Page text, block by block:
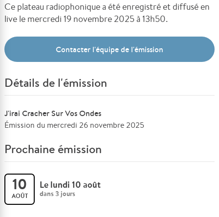
Ce plateau radiophonique a été enregistré et diffusé en
live le mercredi 19 novembre 2025 à 13h50.
Contacter l'équipe de l'émission
Détails de l'émission
J'irai Cracher Sur Vos Ondes
Émission du mercredi 26 novembre 2025
Prochaine émission
10
AOÛT
Le lundi 10 août
dans 3 jours